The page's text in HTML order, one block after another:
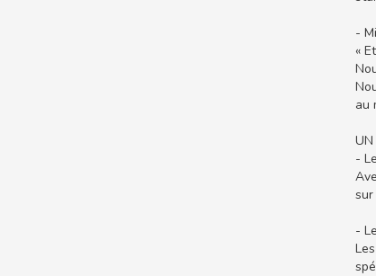
-
«
au
UN
-
-